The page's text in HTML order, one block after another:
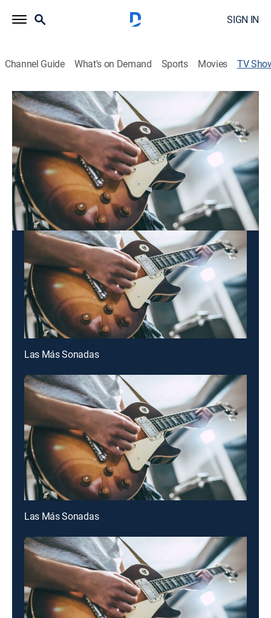
SIGN IN
Channel Guide What's on Demand Sports Movies TV
Las Más Sonadas
Musical
Compilado de las bandas y éxitos más sonados en
México.
This content is currently unavailable with a DIRECTV
Package or Genre Pack.
Las Más Sonadas
Las Más Sonadas